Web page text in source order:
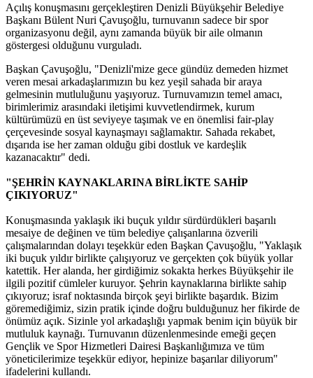
Açılış konuşmasını gerçekleştiren Denizli Büyükşehir Belediye
Başkanı Bülent Nuri Çavuşoğlu, turnuvanın sadece bir spor
organizasyonu değil, aynı zamanda büyük bir aile olmanın
göstergesi olduğunu vurguladı.
Başkan Çavuşoğlu, "Denizli'mize gece gündüz demeden hizmet
veren mesai arkadaşlarımızın bu kez yeşil sahada bir araya
gelmesinin mutluluğunu yaşıyoruz. Turnuvamızın temel amacı,
birimlerimiz arasındaki iletişimi kuvvetlendirmek, kurum
kültürümüzü en üst seviyeye taşımak ve en önemlisi fair-play
çerçevesinde sosyal kaynaşmayı sağlamaktır. Sahada rekabet,
dışarıda ise her zaman olduğu gibi dostluk ve kardeşlik
kazanacaktır" dedi.
"ŞEHRİN KAYNAKLARINA BİRLİKTE SAHİP
ÇIKIYORUZ"
Konuşmasında yaklaşık iki buçuk yıldır sürdürdükleri başarılı
mesaiye de değinen ve tüm belediye çalışanlarına özverili
çalışmalarından dolayı teşekkür eden Başkan Çavuşoğlu, "Yaklaşık
iki buçuk yıldır birlikte çalışıyoruz ve gerçekten çok büyük yollar
katettik. Her alanda, her girdiğimiz sokakta herkes Büyükşehir ile
ilgili pozitif cümleler kuruyor. Şehrin kaynaklarına birlikte sahip
çıkıyoruz; israf noktasında birçok şeyi birlikte başardık. Bizim
göremediğimiz, sizin pratik içinde doğru bulduğunuz her fikirde de
önümüz açık. Sizinle yol arkadaşlığı yapmak benim için büyük bir
mutluluk kaynağı. Turnuvanın düzenlenmesinde emeği geçen
Gençlik ve Spor Hizmetleri Dairesi Başkanlığımıza ve tüm
yöneticilerimize teşekkür ediyor, hepinize başarılar diliyorum"
ifadelerini kullandı.